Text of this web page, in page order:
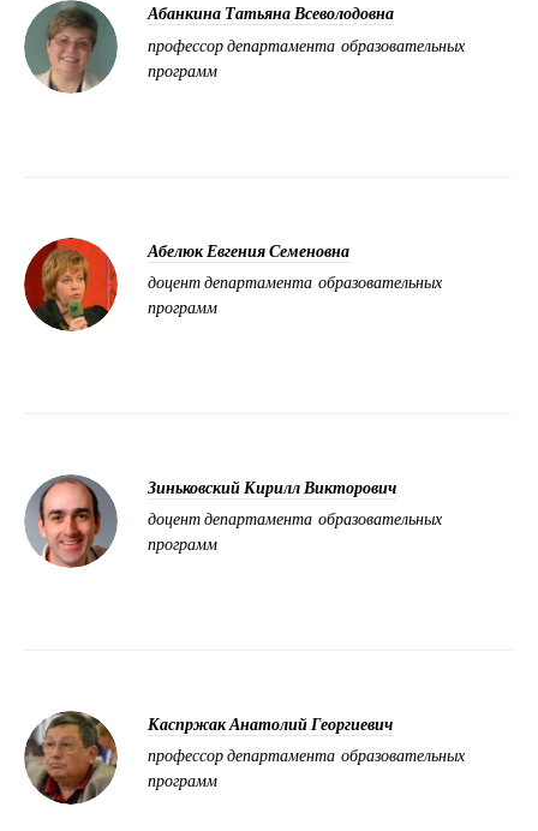
Абанкина Татьяна Всеволодовна
профессор департамента образовательных
программ
Абелюк Евгения Семеновна
доцент департамента образовательных
программ
Зиньковский Кирилл Викторович
доцент департамента образовательных
программ
Каспржак Анатолий Георгиевич
профессор департамента образовательных
программ